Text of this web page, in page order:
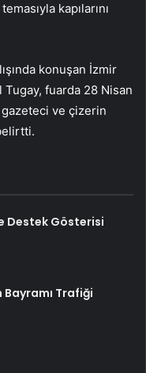
kapılarını
konuşan İzmir
fuarda 28 Nisan
gazeteci ve çizerin
Destek Gösterisi
Bayramı Trafiği